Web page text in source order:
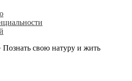
свою натуру и жить